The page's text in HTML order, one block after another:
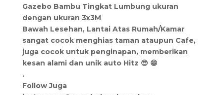
Gazebo Bambu Tingkat Lumbung ukuran
dengan ukuran 3x3M
Bawah Lesehan, Lantai Atas Rumah/Kamar
sangat cocok menghias taman ataupun Cafe,
juga cocok untuk penginapan, memberikan
kesan alami dan unik auto Hitz 😎 😁
.
Follow Juga